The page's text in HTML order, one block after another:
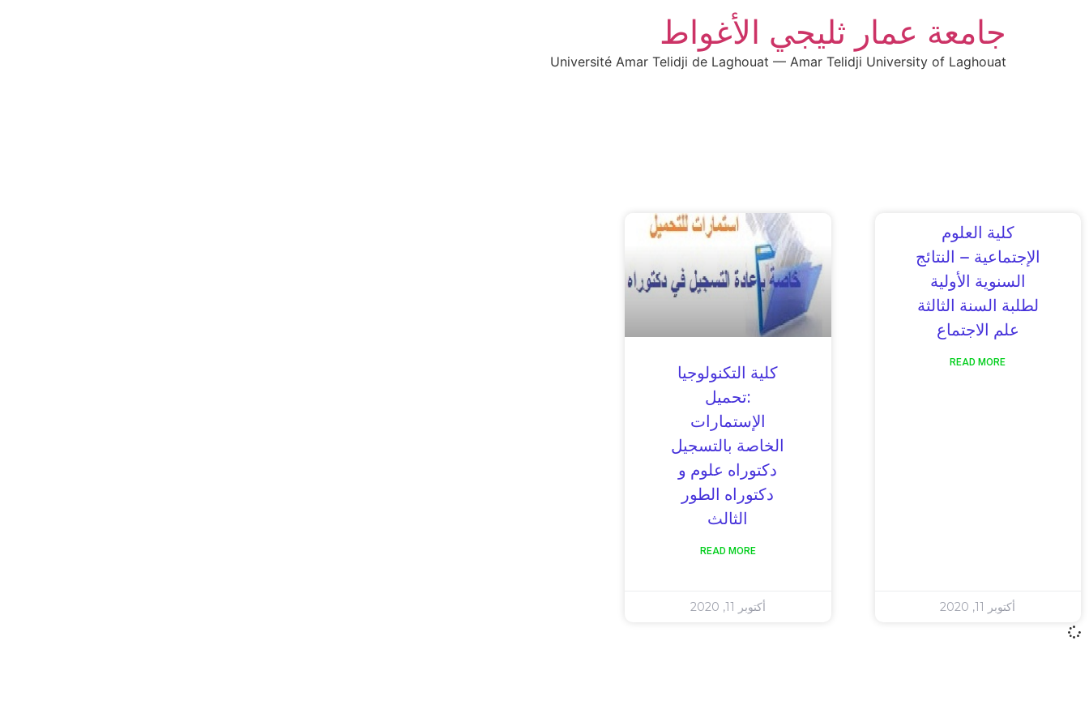
جامعة عمار ثليجي الأغواط
Université Amar Telidji de Laghouat — Amar Telidji University of Laghouat
كلية العلوم
الإجتماعية – النتائج
السنوية الأولية
لطلبة السنة الثالثة
علم الاجتماع
READ MORE
أكتوبر 11, 2020
كلية التكنولوجيا
:تحميل
الإستمارات
الخاصة بالتسجيل
دكتوراه علوم و
دكتوراه الطور
الثالث
READ MORE
أكتوبر 11, 2020